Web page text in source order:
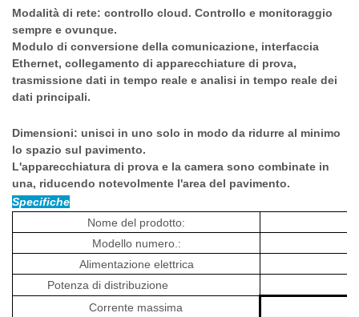
Modalità di rete: controllo cloud. Controllo e monitoraggio
sempre e ovunque.
Modulo di conversione della comunicazione, interfaccia
Ethernet, collegamento di apparecchiature di prova,
trasmissione dati in tempo reale e analisi in tempo reale dei
dati principali.
Dimensioni: unisci in uno solo in modo da ridurre al minimo
lo spazio sul pavimento.
L'apparecchiatura di prova e la camera sono combinate in
una, riducendo notevolmente l'area del pavimento.
Specifiche
Nome del prodotto:
Modello numero.:
Alimentazione elettrica
Potenza di distribuzione
Corrente massima